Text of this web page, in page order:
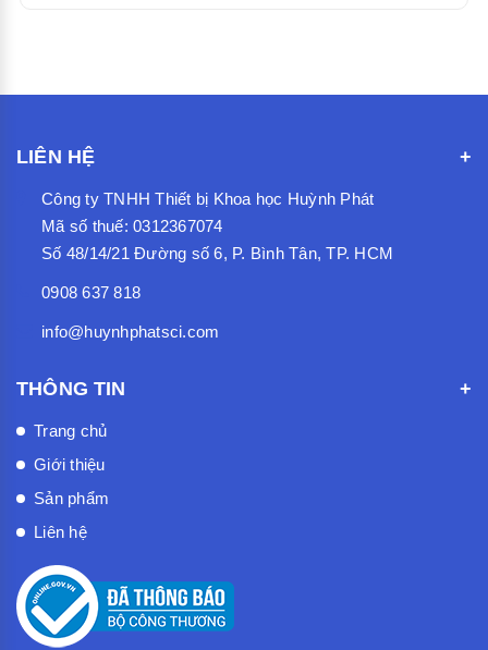
LIÊN HỆ
Công ty TNHH Thiết bị Khoa học Huỳnh Phát
Mã số thuế: 0312367074
Số 48/14/21 Đường số 6, P. Bình Tân, TP. HCM
0908 637 818
info@huynhphatsci.com
THÔNG TIN
Trang chủ
Giới thiệu
Sản phẩm
Liên hệ